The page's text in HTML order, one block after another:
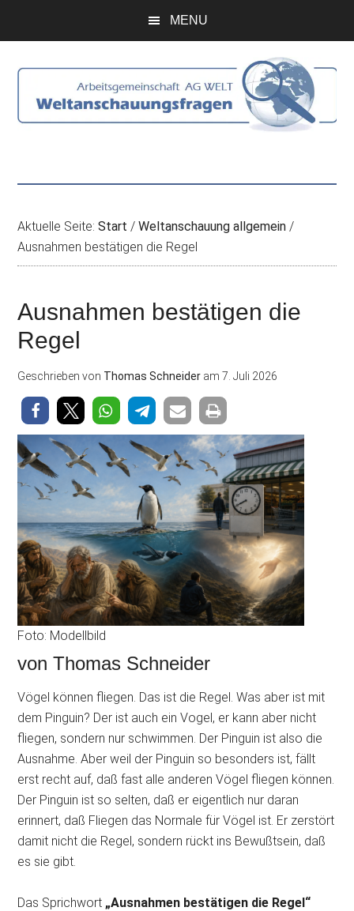
menu
MENU
Aktuelle Seite:Start / Weltanschauung allgemein /
Ausnahmen bestätigen die Regel
Ausnahmen bestätigen die
Regel
Geschrieben von Thomas Schneider am7. Juli 2026
Foto: Modellbild
von Thomas Schneider
Vögel können fliegen. Das ist die Regel. Was aber ist mit
dem Pinguin? Der ist auch ein Vogel, er kann aber nicht
fliegen, sondern nur schwimmen. Der Pinguin ist also die
Ausnahme. Aber weil der Pinguin so besonders ist, fällt
erst recht auf, daß fast alle anderen Vögel fliegen können.
Der Pinguin ist so selten, daß er eigentlich nur daran
erinnert, daß Fliegen das Normale für Vögel ist. Er zerstört
damit nicht die Regel, sondern rückt ins Bewußtsein, daß
es sie gibt.
Das Sprichwort „Ausnahmen bestätigen die Regel“